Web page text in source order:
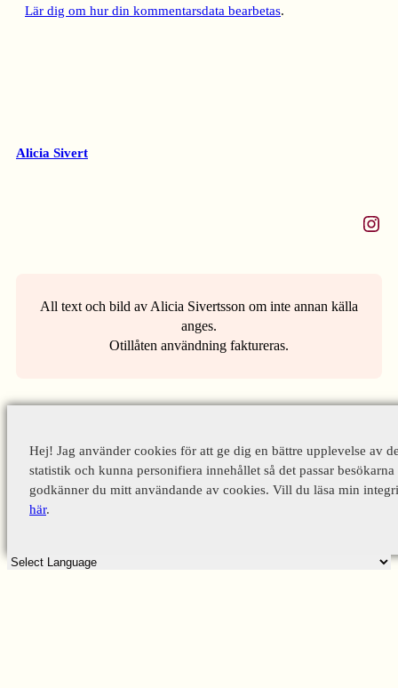
Lär dig om hur din kommentarsdata bearbetas.
Alicia Sivert
Instagram
All text och bild av Alicia Sivertsson om inte annan källa
anges.
Otillåten användning faktureras.
Hej! Jag använder cookies för att ge dig en bättre upplevelse av
statistik och kunna personifiera innehållet så det passar
godkänner du mitt användande av cookies. Vill du läsa min
här.